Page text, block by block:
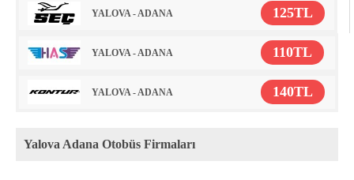
YALOVA - ADANA 125TL
YALOVA - ADANA 110TL
YALOVA - ADANA 140TL
Yalova Adana Otobüs Firmaları